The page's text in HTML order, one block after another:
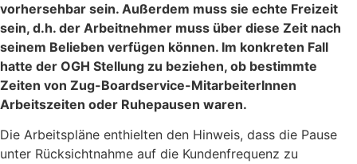
vorhersehbar sein. Außerdem muss sie echte Freizeit
sein, d.h. der Arbeitnehmer muss über diese Zeit nach
seinem Belieben verfügen können. Im konkreten Fall
hatte der OGH Stellung zu beziehen, ob bestimmte
Zeiten von Zug-Boardservice-MitarbeiterInnen
Arbeitszeiten oder Ruhepausen waren.
Die Arbeitspläne enthielten den Hinweis, dass die Pause
unter Rücksichtnahme auf die Kundenfrequenz zu